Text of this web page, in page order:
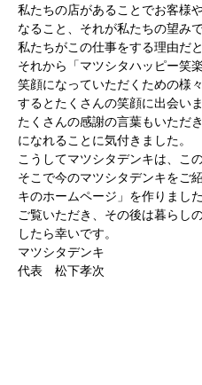
私たちの店があることでお客様
なること、それが私たちの望み
私たちがこの仕事をする理由だ
それから「マツシタハッピー笑
笑顔になっていただくための様
するとたくさんの笑顔に出会いま
たくさんの感謝の言葉もいただ
になれることに気付きました。
こうしてマツシタデンキは、こ
そこで今のマツシタデンキをご
キのホームページ」を作りました
ご覧いただき、その後は暮らし
したら幸いです。
マツシタデンキ
代表 松下孝次